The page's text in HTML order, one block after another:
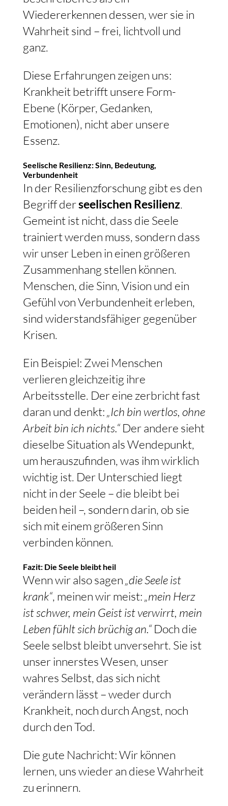
Wiedererkennen dessen, wer sie in
Wahrheit sind – frei, lichtvoll und
ganz.
Diese Erfahrungen zeigen uns:
Krankheit betrifft unsere Form-
Ebene (Körper, Gedanken,
Emotionen), nicht aber unsere
Essenz.
Seelische Resilienz: Sinn, Bedeutung,
Verbundenheit
In der Resilienzforschung gibt es den
Begriff derseelischen Resilienz
Gemeint ist nicht, dass die Seele
trainiert werden muss, sondern dass
wir unser Leben in einen größeren
Zusammenhang stellen können.
Menschen, die Sinn, Vision und ein
Gefühl von Verbundenheit erleben,
sind widerstandsfähiger gegenüber
Krisen.
Ein Beispiel: Zwei Menschen
verlieren gleichzeitig ihre
Arbeitsstelle. Der eine zerbricht fast
daran und denkt: „Ich bin wertlos, ohne
Arbeit bin ich nichts.“Der andere sieht
dieselbe Situation als Wendepunkt,
um herauszufinden, was ihm wirklich
wichtig ist. Der Unterschied liegt
nicht in der Seele – die bleibt bei
beiden heil –, sondern darin, ob sie
sich mit einem größeren Sinn
verbinden können.
Fazit: Die Seele bleibt heil
Wenn wir also sagen „die Seele ist
krank“, meinen wir meist: „mein Herz
ist schwer, mein Geist ist verwirrt, mein
Leben fühlt sich brüchig an.“Doch die
Seele selbst bleibt unversehrt. Sie ist
unser innerstes Wesen, unser
wahres Selbst, das sich nicht
verändern lässt – weder durch
Krankheit, noch durch Angst, noch
durch den Tod.
Die gute Nachricht: Wir können
lernen, uns wieder an diese Wahrheit
zu erinnern.